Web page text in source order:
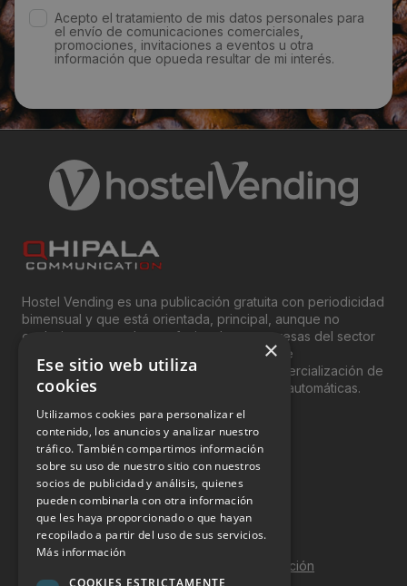
Visitas a producto:
2985
Viernes 03 Enero 2014
Acepto el tratamiento de mis datos personales para
el envío de comunicaciones comerciales,
promociones, invitaciones a eventos u otra
información que opueda resultar de mi interés.
Hostel Vending es una publicación gratuita con periodicidad
bimensual y que está orientada, principal, aunque no
exclusivamente, a los profesionales y empresas del sector
del “Vending”; nombre con el que se conoce
genéricamente entre profesionales a la comercialización de
productos y servicios a través de máquinas automáticas.
INFORMACIÓN LEGAL
Aviso Legal
Política de Privacidad
Política de Cookies
Política de calidad y seguridad de la información
×
Ese sitio web utiliza
cookies
Utilizamos cookies para personalizar el
contenido, los anuncios y analizar nuestro
tráfico. También compartimos información
sobre su uso de nuestro sitio con nuestros
socios de publicidad y análisis, quienes
pueden combinarla con otra información
que les haya proporcionado o que hayan
recopilado a partir del uso de sus servicios.
Más información
COOKIES ESTRICTAMENTE